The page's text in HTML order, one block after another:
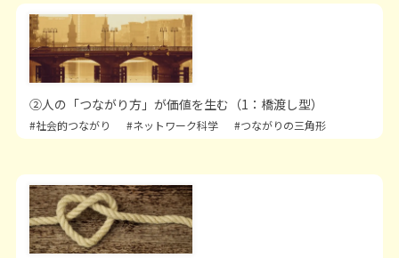
②人の「つながり方」が価値を生む（1：橋渡し型）
#社会的つながり #ネットワーク科学 #つながりの三角形